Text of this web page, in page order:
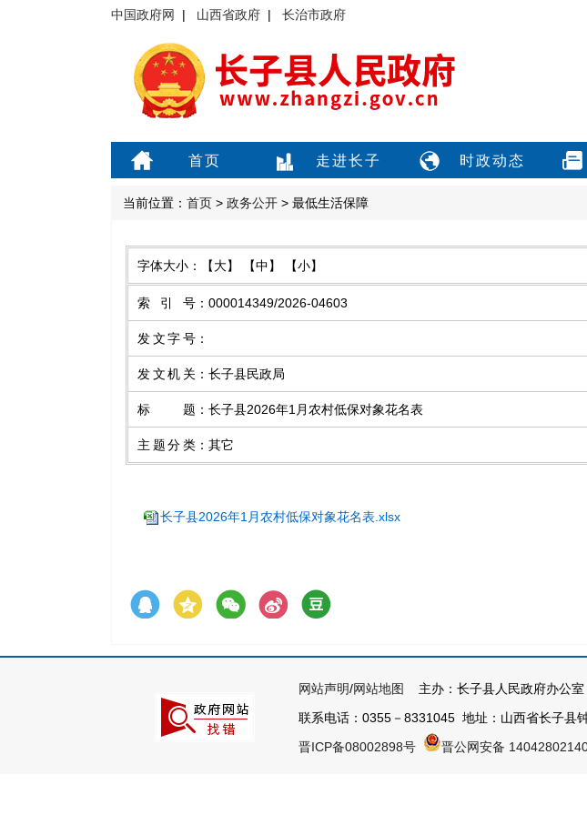
中国政府网 | 山西省政府 | 长治市政府
首页 走进长子 时政动态
当前位置： 首页 > 政务公开 > 最低生活保障
字体大小： 【大】 【中】 【小】
索引号 ： 000014349/2026-04603
发文字号 ：
发文机关 ： 长子县民政局
标题 ： 长子县2026年1月农村低保对象花名表
主题分类 ： 其它
长子县2026年1月农村低保对象花名表.xlsx
网站声明/网站地图
主办：长子县人民政府办公
联系电话：0355－8331045 地址：山西省长子县
晋ICP备08002898号
晋公网安备